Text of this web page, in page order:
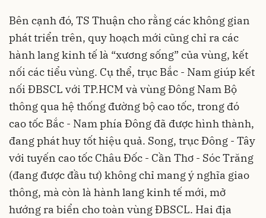
Bên cạnh đó, TS Thuận cho rằng các không gian
phát triển trên, quy hoạch mới cũng chỉ ra các
hành lang kinh tế là “xương sống” của vùng, kết
nối các tiểu vùng. Cụ thể, trục Bắc - Nam giúp kết
nối ĐBSCL với TP.HCM và vùng Đông Nam Bộ
thông qua hệ thống đường bộ cao tốc, trong đó
cao tốc Bắc - Nam phía Đông đã được hình thành,
đang phát huy tốt hiệu quả. Song, trục Đông - Tây
với tuyến cao tốc Châu Đốc - Cần Thơ - Sóc Trăng
(đang được đầu tư) không chỉ mang ý nghĩa giao
thông, mà còn là hành lang kinh tế mới, mở
hướng ra biển cho toàn vùng ĐBSCL. Hai địa